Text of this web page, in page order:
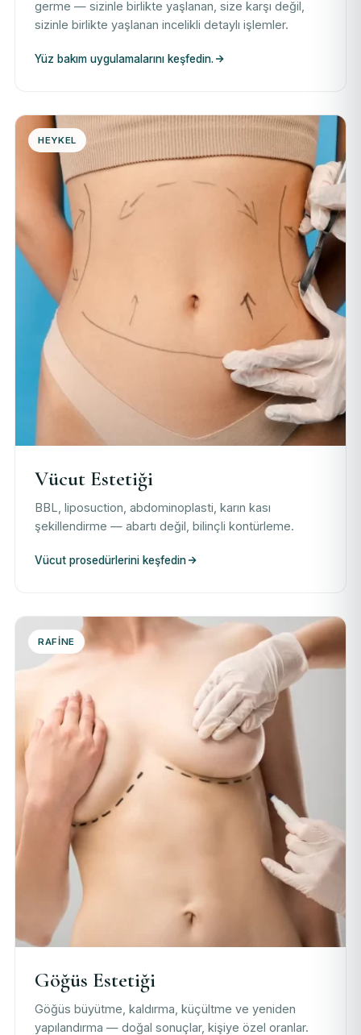
germe — sizinle birlikte yaşlanan, size karşı değil,
sizinle birlikte yaşlanan incelikli detaylı işlemler.
Yüz bakım uygulamalarını keşfedin.
HEYKEL
Vücut Estetiği
BBL, liposuction, abdominoplasti, karın kası
şekillendirme — abartı değil, bilinçli kontürleme.
Vücut prosedürlerini keşfedin
RAFINE
Göğüs Estetiği
Göğüs büyütme, kaldırma, küçültme ve yeniden
yapılandırma — doğal sonuçlar, kişiye özel oranlar.